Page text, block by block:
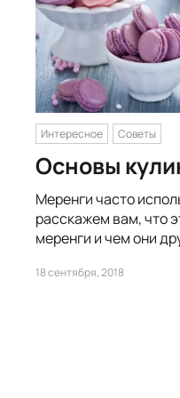
Интересное Советы
Основы
Меренги часто
расскажем вам, что
меренги и чем они
18 сентября, 2018